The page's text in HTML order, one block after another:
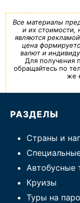
Все материалы
и их стоимости,
являются
цена
валют и
Для получения
обращайтесь по
же
РАЗДЕЛЫ
Страны и
Автобусные
Круизы
Туры на